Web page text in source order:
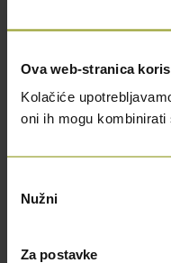
Ova web-stranica
Kolačiće
oni ih mogu
pristanka
Nužni
Za postavke